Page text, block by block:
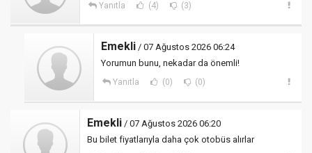
Yanıtla (4) (3)
Emekli / 07 Ağustos 2026 06:24
Yorumun bunu, nekadar da önemli!
Yanıtla (0) (0)
Emekli / 07 Ağustos 2026 06:20
Bu bilet fiyatlarıyla daha çok otobüs alırlar